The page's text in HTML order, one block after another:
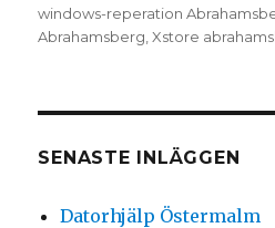
windows-reperation
Abrahamsberg ,Xstore
SENASTE INLÄGGEN
Datorhjälp Östermalm